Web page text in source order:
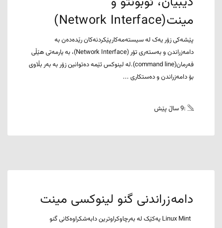
مینت(Network Interface)
پێشەکی زۆر یەک لە سیستەمەکارپێکردنەکان رێدەدەن بە
دامەزراندن و بەستەری تۆر (Network Interface)، بە یارمەتی هێڵی
فەرمان(command line).لە لینوکس ئێمە دەتوانین زۆر بە بەر بڵاوی
بۆ دامەزراندن و دەستکاری ...
:9 ساڵ پێش
دامەزراندنی گنو لینوکسی مینت
Linux Mint یەکێک لە بەرچاوکراوترین دابەشکراوەکانی گنو